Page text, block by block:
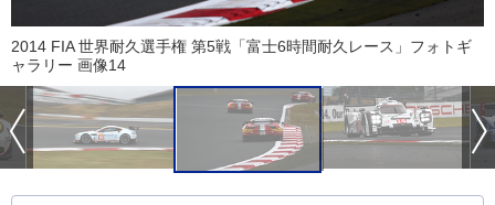
2014 FIA 世界耐久選手権 第5戦「富士6時間耐久レース」フォトギ
ャラリー 画像14